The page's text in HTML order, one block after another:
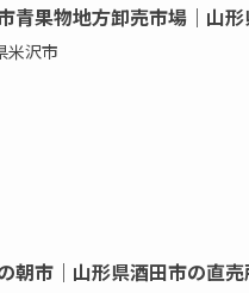
青果物地方卸売市場｜山
米沢市
朝市｜山形県酒田市の直